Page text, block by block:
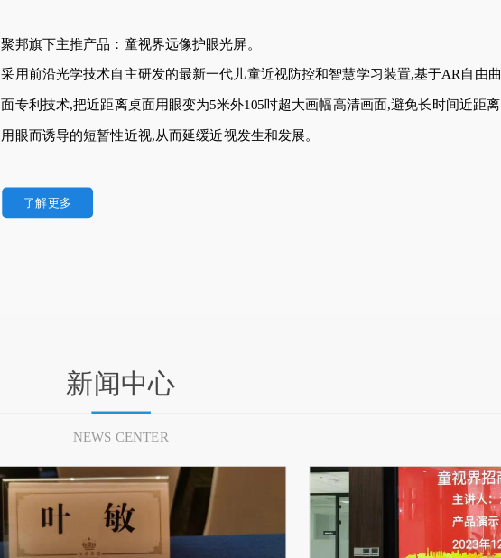
聚邦旗下主推产品：童视界远像护眼光屏。
采用前沿光学技术自主研发的最新一代儿童近视防控和智慧学习装置,基于AR自由曲
面专利技术,把近距离桌面用眼变为5米外105吋超大画幅高清画面,避免长时间近距离
用眼而诱导的短暂性近视,从而延缓近视发生和发展。
了解更多
NEWS CENTER
新闻中心